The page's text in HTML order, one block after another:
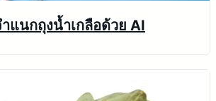
แนกถุงน้ำเกลือด้วย AI